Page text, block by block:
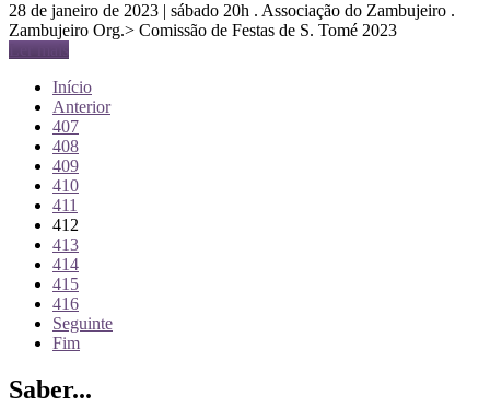
28 de janeiro de 2023 | sábado 20h . Associação do Zambujeiro .
Zambujeiro Org.> Comissão de Festas de S. Tomé 2023
Ler mais
Início
Anterior
407
408
409
410
411
412
413
414
415
416
Seguinte
Fim
Saber...